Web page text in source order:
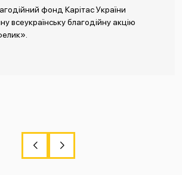
фонд Карітас України
всеукраїнську благодійну акцію